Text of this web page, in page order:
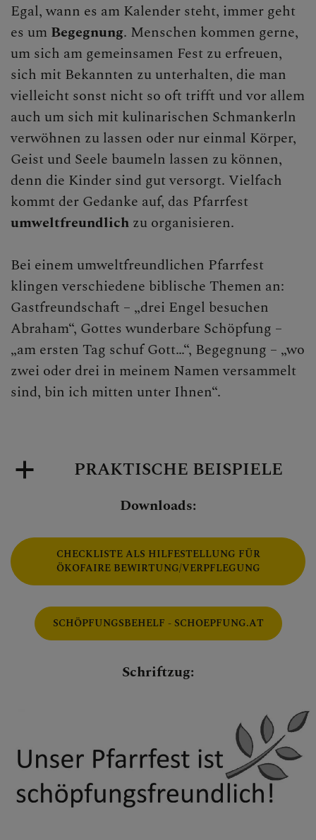
Egal, wann es am Kalender steht, immer geht
es um Begegnung. Menschen kommen gerne,
um sich am gemeinsamen Fest zu erfreuen,
sich mit Bekannten zu unterhalten, die man
vielleicht sonst nicht so oft trifft und vor allem
auch um sich mit kulinarischen Schmankerln
verwöhnen zu lassen oder nur einmal Körper,
Geist und Seele baumeln lassen zu können,
denn die Kinder sind gut versorgt. Vielfach
kommt der Gedanke auf, das Pfarrfest
umweltfreundlich zu organisieren.
Bei einem umweltfreundlichen Pfarrfest
klingen verschiedene biblische Themen an:
Gastfreundschaft – „drei Engel besuchen
Abraham“, Gottes wunderbare Schöpfung –
„am ersten Tag schuf Gott…“, Begegnung – „wo
zwei oder drei in meinem Namen versammelt
sind, bin ich mitten unter Ihnen“.
PRAKTISCHE BEISPIELE
Downloads:
CHECKLISTE ALS HILFESTELLUNG FÜR
ÖKOFAIRE BEWIRTUNG/VERPFLEGUNG
SCHÖPFUNGSBEHELF - SCHOEPFUNG.AT
Schriftzug: